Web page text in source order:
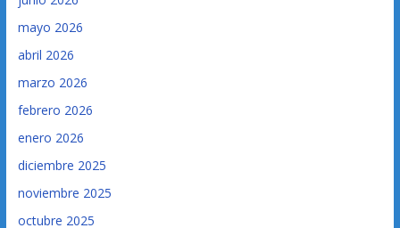
mayo 2026
abril 2026
marzo 2026
febrero 2026
enero 2026
diciembre 2025
noviembre 2025
octubre 2025